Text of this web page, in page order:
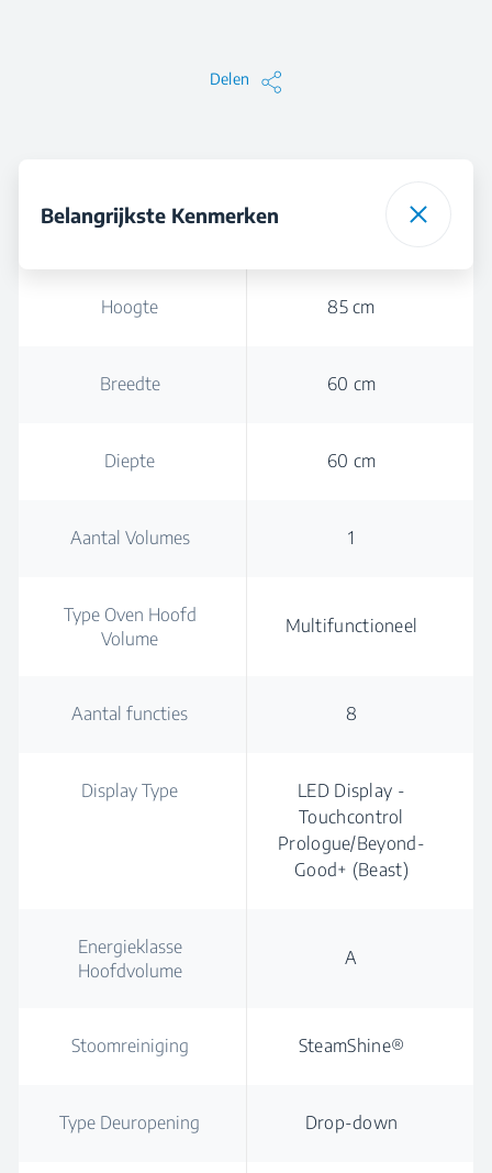
Delen
Belangrijkste Kenmerken
Hoogte 85 cm
Breedte 60 cm
Diepte 60 cm
Aantal Volumes 1
Type Oven Hoofd
Volume
Multifunctioneel
Aantal functies 8
Display Type
LED Display -
Touchcontrol
Prologue/Beyond-
Good+ (Beast)
Energieklasse
Hoofdvolume
A
Stoomreiniging SteamShine®
Type Deuropening Drop-down